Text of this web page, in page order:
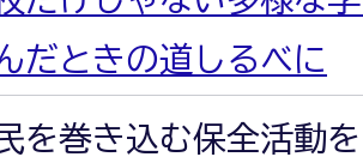
だときの道しるべに
を巻き込む保全活動